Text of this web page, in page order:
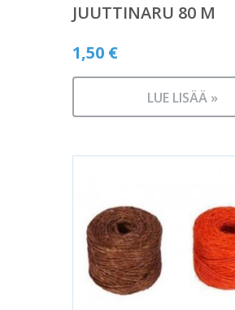
JUUTTINARU 80 M
1,50 €
LUE LISÄÄ »